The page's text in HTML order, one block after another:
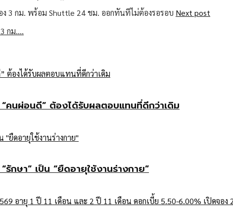
Next post
กม.…
คนผ่อนดี” ต้องได้รับผลตอบแทนที่ดีกว่าเดิม
กษา” เป็น “ยืดอายุใช้งานร่างกาย”